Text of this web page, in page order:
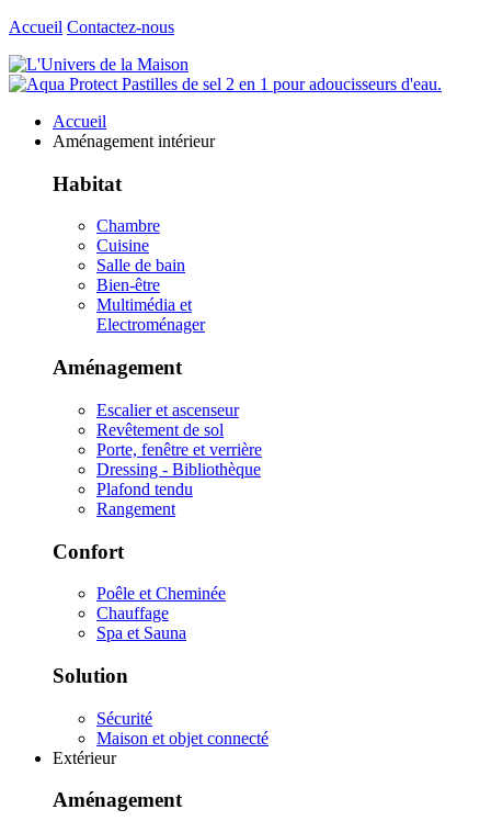
Accueil Contactez-nous
Accueil
Aménagement intérieur
Habitat
Chambre
Cuisine
Salle de bain
Bien-être
Multimédia et
Electroménager
Aménagement
Escalier et ascenseur
Revêtement de sol
Porte, fenêtre et verrière
Dressing - Bibliothèque
Plafond tendu
Rangement
Confort
Poêle et Cheminée
Chauffage
Spa et Sauna
Solution
Sécurité
Maison et objet connecté
Extérieur
Aménagement